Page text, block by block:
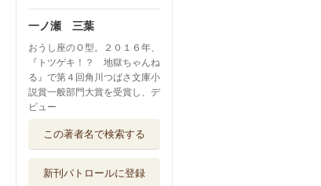
一ノ瀬 三葉
おうし座のＯ型。２０１６年、
『トツゲキ！？ 地獄ちゃんね
る』で第４回角川つばさ文庫小
説賞一般部門大賞を受賞し、デ
ビュー
この著者名で検索する
新刊パトロールに登録
さん！！ 天才...
Ｖチューバー探偵